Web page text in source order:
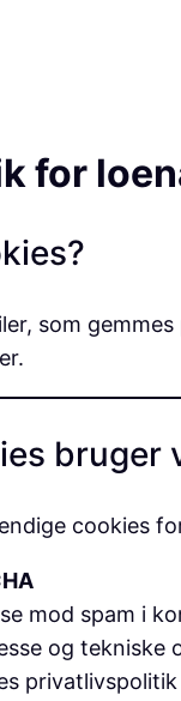
for
som
bruger
cookies
mod spam i
og tekniske
privatlivspolitik